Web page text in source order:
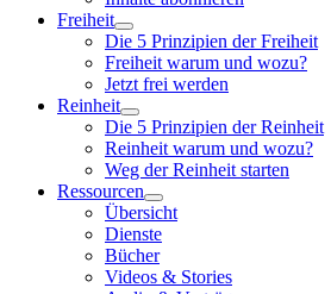
Freiheit
Die 5 Prinzipien der Freiheit
Freiheit warum und wozu?
Jetzt frei werden
Reinheit
Die 5 Prinzipien der Reinheit
Reinheit warum und wozu?
Weg der Reinheit starten
Ressourcen
Übersicht
Dienste
Bücher
Videos & Stories